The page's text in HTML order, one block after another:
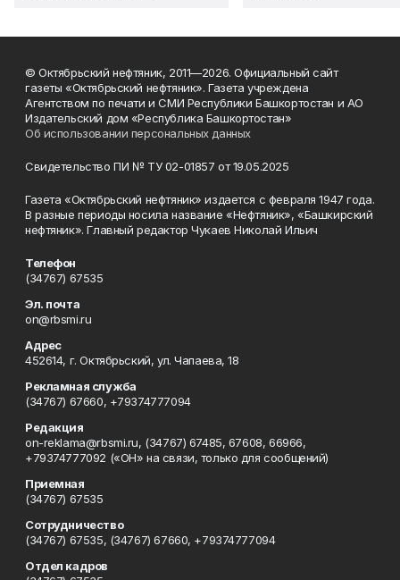
© Октябрьский нефтяник, 2011—2026. Официальный сайт
газеты «Октябрьский нефтяник». Газета учреждена
Агентством по печати и СМИ Республики Башкортостан и АО
Издательский дом «Республика Башкортостан»
Об использовании персональных данных
Свидетельство ПИ № ТУ 02-01857 от 19.05.2025
Газета «Октябрьский нефтяник» издается с февраля 1947 года.
В разные периоды носила название «Нефтяник», «Башкирский
нефтяник». Главный редактор Чукаев Николай Ильич
Телефон
(34767) 67535
Эл. почта
on@rbsmi.ru
Адрес
452614, г. Октябрьский, ул. Чапаева, 18
Рекламная служба
(34767) 67660, +79374777094
Редакция
on-reklama@rbsmi.ru, (34767) 67485, 67608, 66966,
+79374777092 («ОН» на связи, только для сообщений)
Приемная
(34767) 67535
Сотрудничество
(34767) 67535, (34767) 67660, +79374777094
Отдел кадров